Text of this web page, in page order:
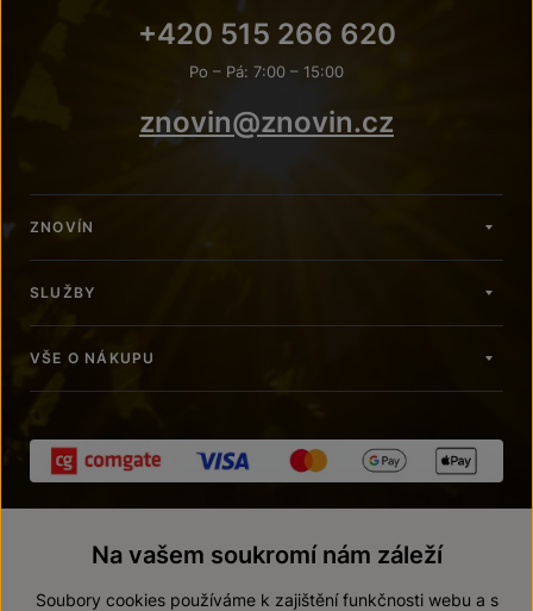
+420 515 266 620
Po – Pá: 7:00 – 15:00
znovin@znovin.cz
ZNOVÍN
SLUŽBY
VŠE O NÁKUPU
Na vašem soukromí nám záleží
Soubory cookies používáme k zajištění funkčnosti webu a s